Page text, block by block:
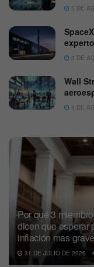
5 DE
5 DE
Wall
5 DE
Por qué 3
dicen que esperar
inflación mas grave
31 DE JULIO DE 2026